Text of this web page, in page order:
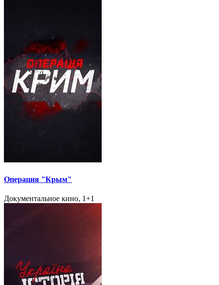
Операция "Крым"
Документальное кино, 1+1